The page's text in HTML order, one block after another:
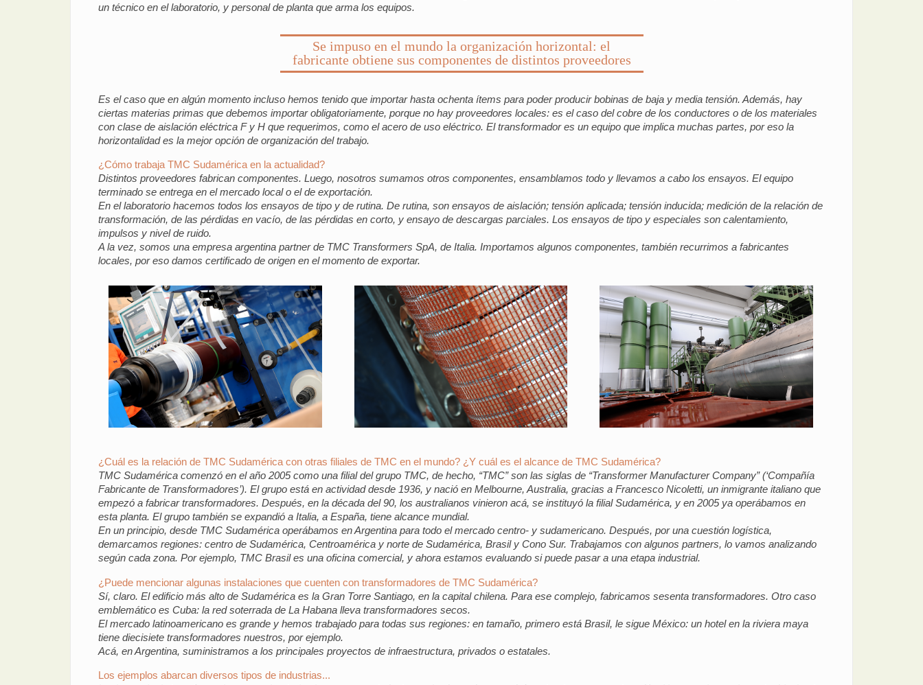
un técnico en el laboratorio, y personal de planta que arma los equipos.
Se impuso en el mundo la organización horizontal: el
fabricante obtiene sus componentes de distintos proveedores
Es el caso que en algún momento incluso hemos tenido que importar hasta ochenta ítems para poder producir bobinas de baja y media tensión. Además, hay
ciertas materias primas que debemos importar obligatoriamente, porque no hay proveedores locales: es el caso del cobre de los conductores o de los materiales
con clase de aislación eléctrica F y H que requerimos, como el acero de uso eléctrico. El transformador es un equipo que implica muchas partes, por eso la
horizontalidad es la mejor opción de organización del trabajo.
¿Cómo trabaja TMC Sudamérica en la actualidad?
Distintos proveedores fabrican componentes. Luego, nosotros sumamos otros componentes, ensamblamos todo y llevamos a cabo los ensayos. El equipo
terminado se entrega en el mercado local o el de exportación.
En el laboratorio hacemos todos los ensayos de tipo y de rutina. De rutina, son ensayos de aislación; tensión aplicada; tensión inducida; medición de la relación de
transformación, de las pérdidas en vacío, de las pérdidas en corto, y ensayo de descargas parciales. Los ensayos de tipo y especiales son calentamiento,
impulsos y nivel de ruido.
A la vez, somos una empresa argentina partner de TMC Transformers SpA, de Italia. Importamos algunos componentes, también recurrimos a fabricantes
locales, por eso damos certificado de origen en el momento de exportar.
¿Cuál es la relación de TMC Sudamérica con otras filiales de TMC en el mundo? ¿Y cuál es el alcance de TMC Sudamérica?
TMC Sudamérica comenzó en el año 2005 como una filial del grupo TMC, de hecho, “TMC” son las siglas de “Transformer Manufacturer Company” (‘Compañía
Fabricante de Transformadores’). El grupo está en actividad desde 1936, y nació en Melbourne, Australia, gracias a Francesco Nicoletti, un inmigrante italiano que
empezó a fabricar transformadores. Después, en la década del 90, los australianos vinieron acá, se instituyó la filial Sudamérica, y en 2005 ya operábamos en
esta planta. El grupo también se expandió a Italia, a España, tiene alcance mundial.
En un principio, desde TMC Sudamérica operábamos en Argentina para todo el mercado centro- y sudamericano. Después, por una cuestión logística,
demarcamos regiones: centro de Sudamérica, Centroamérica y norte de Sudamérica, Brasil y Cono Sur. Trabajamos con algunos partners, lo vamos analizando
según cada zona. Por ejemplo, TMC Brasil es una oficina comercial, y ahora estamos evaluando si puede pasar a una etapa industrial.
¿Puede mencionar algunas instalaciones que cuenten con transformadores de TMC Sudamérica?
Sí, claro. El edificio más alto de Sudamérica es la Gran Torre Santiago, en la capital chilena. Para ese complejo, fabricamos sesenta transformadores. Otro caso
emblemático es Cuba: la red soterrada de La Habana lleva transformadores secos.
El mercado latinoamericano es grande y hemos trabajado para todas sus regiones: en tamaño, primero está Brasil, le sigue México: un hotel en la riviera maya
tiene diecisiete transformadores nuestros, por ejemplo.
Acá, en Argentina, suministramos a los principales proyectos de infraestructura, privados o estatales.
Los ejemplos abarcan diversos tipos de industrias...